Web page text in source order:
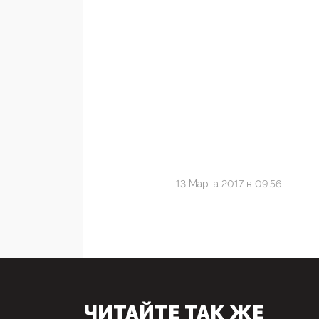
13 Марта 2017 в 09:56
ЧИТАЙТЕ ТАК ЖЕ